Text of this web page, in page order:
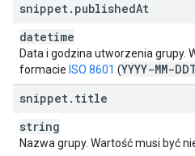
snippet. publishedAt
datetime
Data i godzina utworzenia grupy.
formacie ISO 8601 (YYYY-MM-
snippet. title
string
Nazwa grupy. Wartość musi być